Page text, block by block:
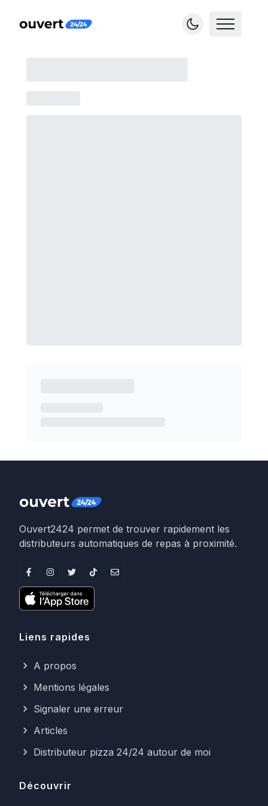
Ouvert2424 permet de trouver rapidement les
distributeurs automatiques de repas à proximité.
Liens rapides
A propos
Mentions légales
Signaler une erreur
Articles
Distributeur pizza 24/24 autour de moi
Découvrir